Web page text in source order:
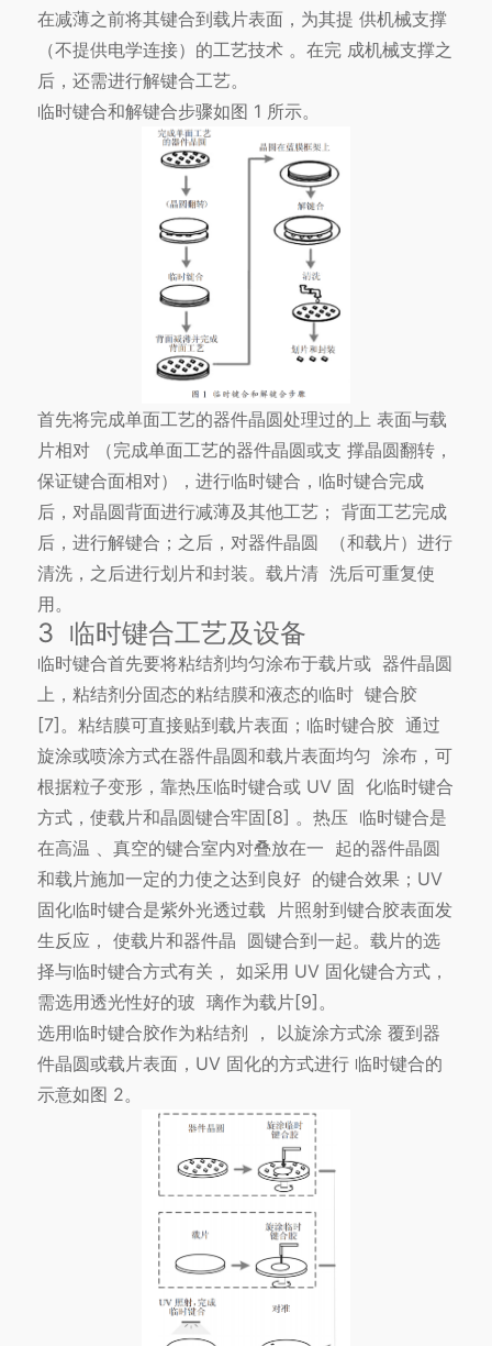
在减薄之前将其键合到载片表面，为其提 供机械支撑
（不提供电学连接）的工艺技术 。在完 成机械支撑之
后，还需进行解键合工艺。
临时键合和解键合步骤如图 1 所示。
首先将完成单面工艺的器件晶圆处理过的上 表面与载
片相对 （完成单面工艺的器件晶圆或支 撑晶圆翻转，
保证键合面相对），进行临时键合，临时键合完成
后，对晶圆背面进行减薄及其他工艺； 背面工艺完成
后，进行解键合；之后，对器件晶圆 （和载片）进行
清洗，之后进行划片和封装。载片清 洗后可重复使
用。
3 临时键合工艺及设备
临时键合首先要将粘结剂均匀涂布于载片或 器件晶圆
上，粘结剂分固态的粘结膜和液态的临时 键合胶
[7]。粘结膜可直接贴到载片表面；临时键合胶 通过
旋涂或喷涂方式在器件晶圆和载片表面均匀 涂布，可
根据粒子变形，靠热压临时键合或 UV 固 化临时键合
方式，使载片和晶圆键合牢固[8] 。热压 临时键合是
在高温 、真空的键合室内对叠放在一 起的器件晶圆
和载片施加一定的力使之达到良好 的键合效果；UV
固化临时键合是紫外光透过载 片照射到键合胶表面发
生反应， 使载片和器件晶 圆键合到一起。载片的选
择与临时键合方式有关， 如采用 UV 固化键合方式，
需选用透光性好的玻 璃作为载片[9]。
选用临时键合胶作为粘结剂 ， 以旋涂方式涂 覆到器
件晶圆或载片表面，UV 固化的方式进行 临时键合的
示意如图 2。